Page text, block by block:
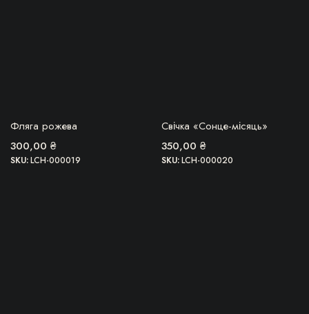
БЕРУ!
Фляга рожева
300,00 ₴
SKU:LCH-000019
БЕРУ!
Свічка «Сонце-місяць»
350,00 ₴
SKU:LCH-000020